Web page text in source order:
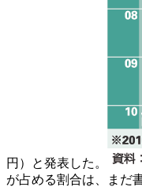
円）と発表した。
が占める割合は、まだ